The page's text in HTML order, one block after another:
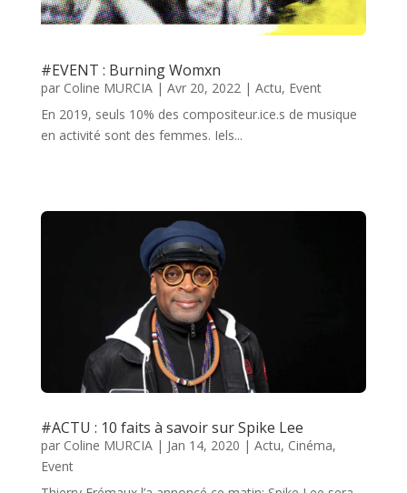
#EVENT : Burning Womxn
par Coline MURCIA| Avr 20, 2022| Actu, Event
En 2019, seuls 10% des compositeur.ice.s de musique
en activité sont des femmes. Iels...
#ACTU : 10 faits à savoir sur Spike Lee
par Coline MURCIA| Jan 14, 2020 | Actu, Cinéma,
Event